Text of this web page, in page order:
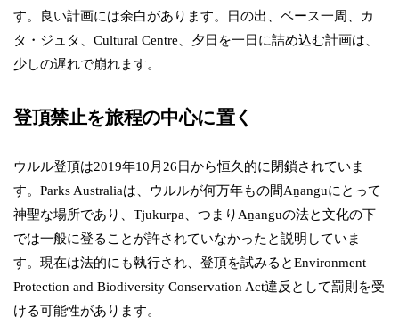
す。良い計画には余白があります。日の出、ベース一周、カ
タ・ジュタ、Cultural Centre、夕日を一日に詰め込む計画は、
少しの遅れで崩れます。
登頂禁止を旅程の中心に置く
ウルル登頂は2019年10月26日から恒久的に閉鎖されていま
す。Parks Australiaは、ウルルが何万年もの間Aṉanguにとって
神聖な場所であり、Tjukurpa、つまりAṉanguの法と文化の下
では一般に登ることが許されていなかったと説明していま
す。現在は法的にも執行され、登頂を試みるとEnvironment
Protection and Biodiversity Conservation Act違反として罰則を受
ける可能性があります。